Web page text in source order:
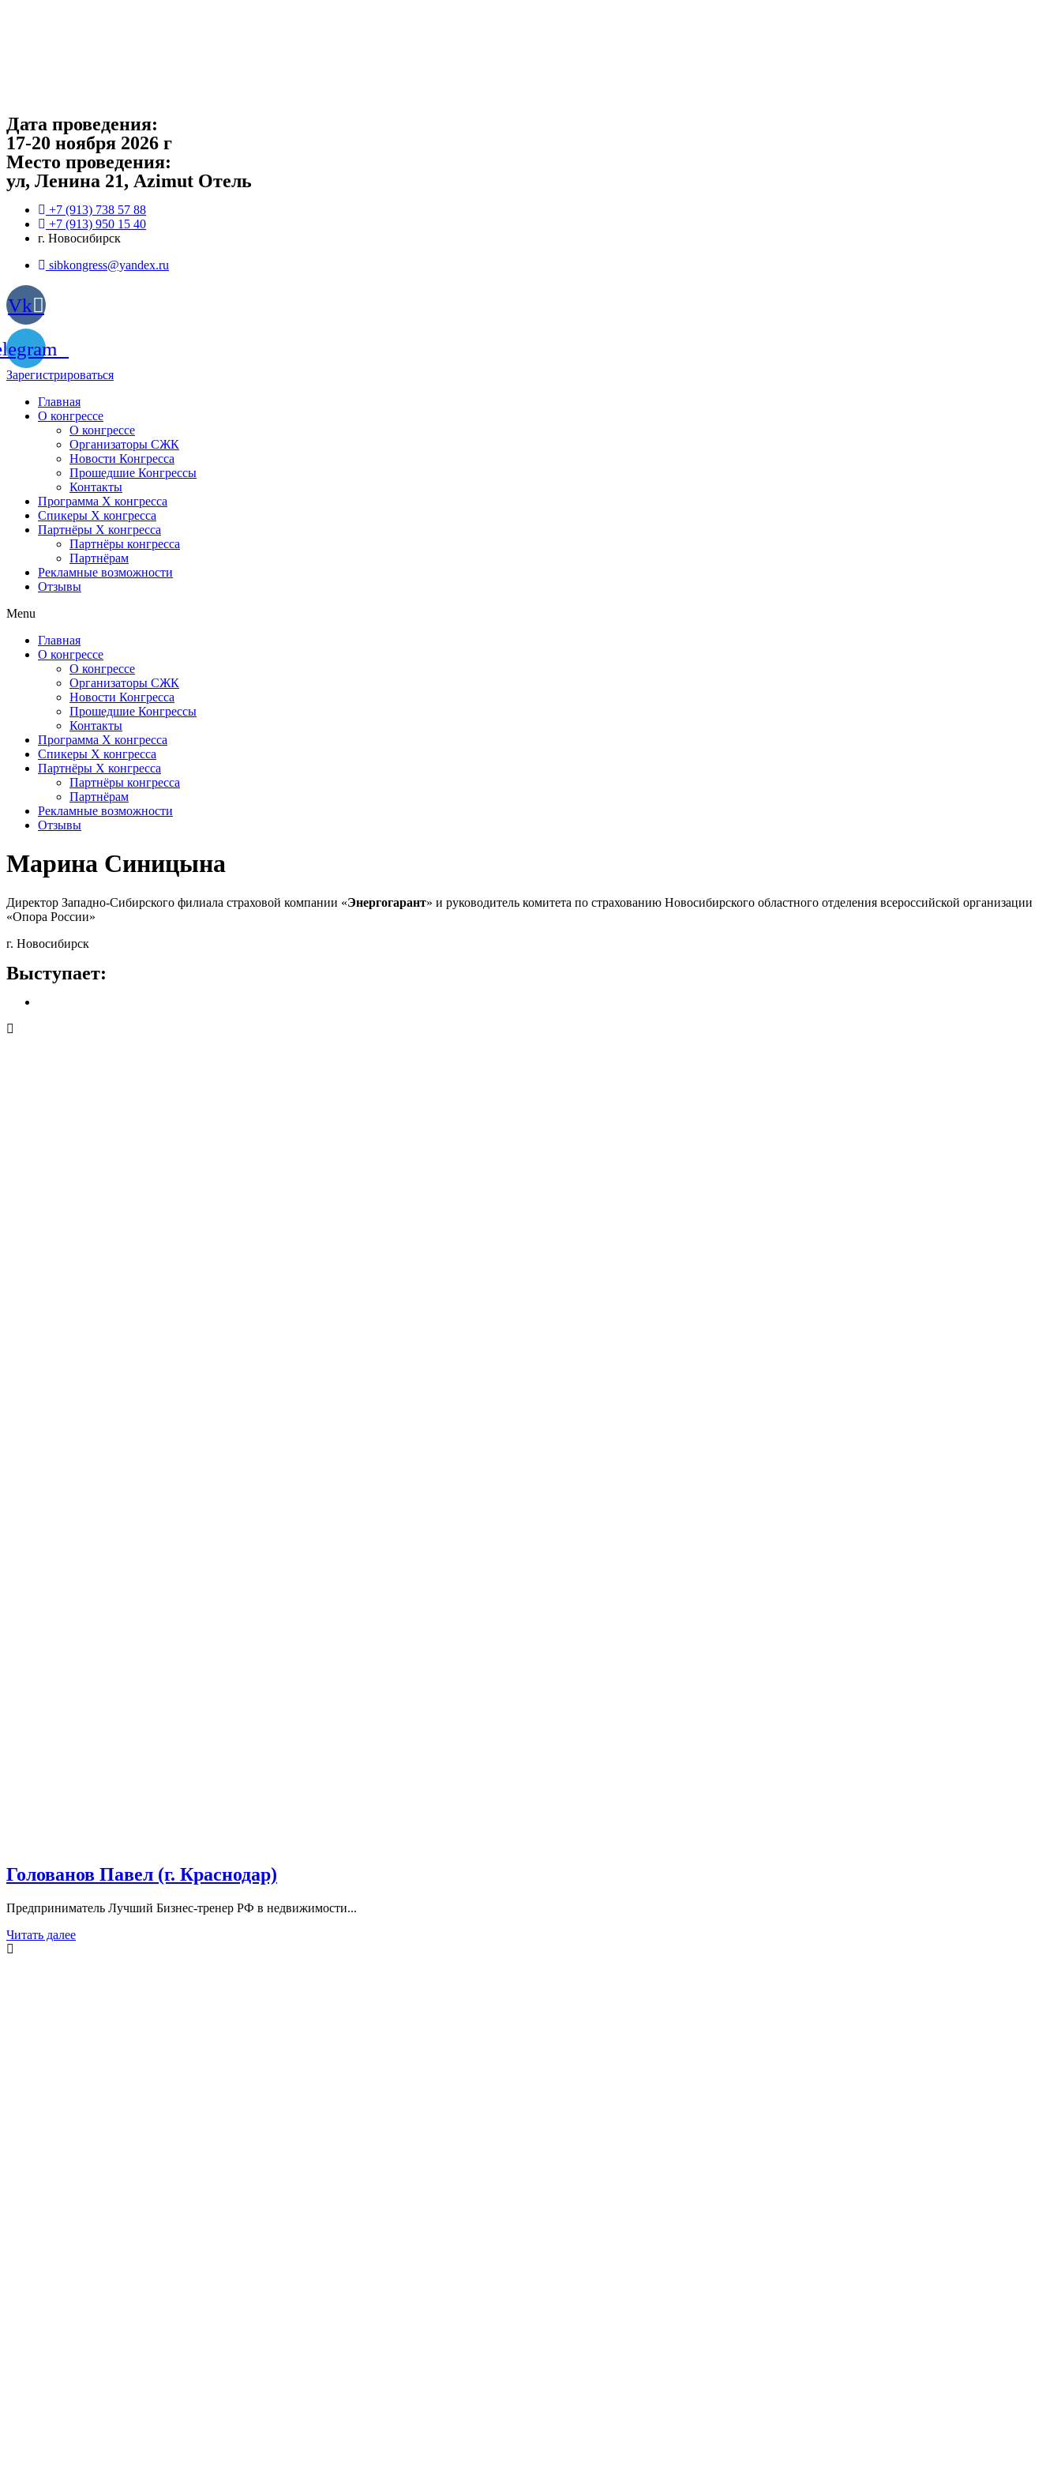
Дата проведения:
17-20 ноября 2026 г
Место проведения:
ул, Ленина 21, Azimut Отель
‎+7 (913) 738 57 88
+7 (913) 950 15 40
г. Новосибирск
sibkongress@yandex.ru
Vk
Зарегистрироваться
Главная
О конгрессе
О конгрессе
Организаторы СЖК
Новости Конгресса
Прошедшие Конгрессы
Контакты
Программа Х конгресса
Спикеры X конгресса
Партнёры X конгресса
Партнёры конгресса
Партнёрам
Рекламные возможности
Отзывы
Menu
Главная
О конгрессе
О конгрессе
Организаторы СЖК
Новости Конгресса
Прошедшие Конгрессы
Контакты
Программа Х конгресса
Спикеры X конгресса
Партнёры X конгресса
Партнёры конгресса
Партнёрам
Рекламные возможности
Отзывы
Марина Синицына
Директор Западно-Сибирского филиала страховой компании «Энергогарант» и руководитель комитета по страхованию Новосибирского областного отделения всероссийской организации
«Опора России»
г. Новосибирск
Выступает:
Голованов Павел (г. Краснодар)
Предприниматель Лучший Бизнес-тренер РФ в недвижимости...
Читать далее